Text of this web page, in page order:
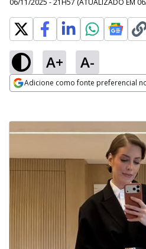
06/11/2025 - 21H57 (ATUALIZADO EM
A+ A-
Adicione como fonte preferencial